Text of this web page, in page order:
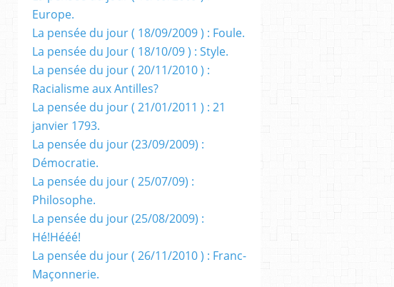
Europe.
La pensée du jour ( 18/09/2009 ) : Foule.
La pensée du Jour ( 18/10/09 ) : Style.
La pensée du jour ( 20/11/2010 ) :
Racialisme aux Antilles?
La pensée du jour ( 21/01/2011 ) : 21
janvier 1793.
La pensée du jour (23/09/2009) :
Démocratie.
La pensée du jour ( 25/07/09) :
Philosophe.
La pensée du jour (25/08/2009) :
Hé!Hééé!
La pensée du jour ( 26/11/2010 ) : Franc-
Maçonnerie.